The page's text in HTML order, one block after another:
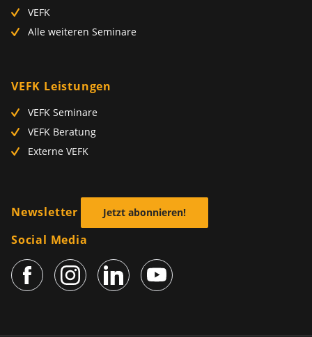
VEFK
Alle weiteren Seminare
VEFK Leistungen
VEFK Seminare
VEFK Beratung
Externe VEFK
Newsletter Jetzt abonnieren!
Social Media